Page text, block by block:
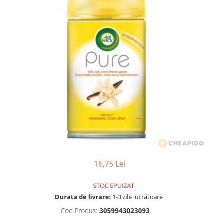
Detergent pardoseala
Echipamente de curăţenie
Folie aluminiu,folie alimentara
Indepartarea parului
Produse pentru coafat
Tratament pentru par, conditioner
16,75 Lei
STOC EPUIZAT
Durata de livrare: 1-3 zile lucrătoare
Cod Produs: 3059943023093